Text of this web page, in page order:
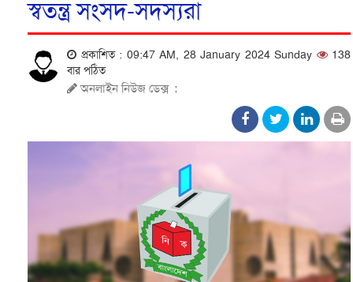
স্বতন্ত্র সংসদ-সদস্যরা
প্রকাশিত : 09:47 AM, 28 January 2024 Sunday
138
বার পঠিত
অনলাইন নিউজ ডেক্স :